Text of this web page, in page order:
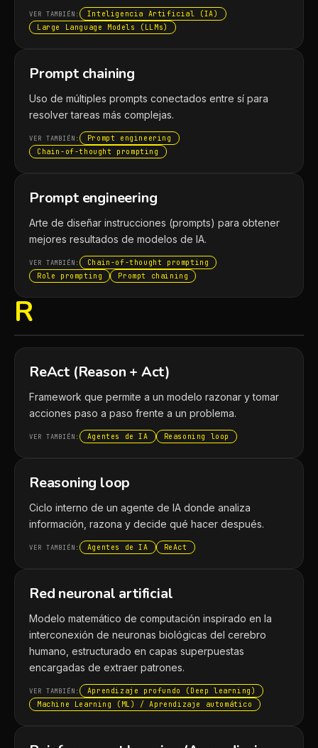
VER TAMBIÉN:
Inteligencia Artificial (IA)
Large Language Models (LLMs)
Prompt chaining
Uso de múltiples prompts conectados entre sí para
resolver tareas más complejas.
VER TAMBIÉN:
Prompt engineering
Chain-of-thought prompting
Prompt engineering
Arte de diseñar instrucciones (prompts) para obtener
mejores resultados de modelos de IA.
VER TAMBIÉN:
Chain-of-thought prompting
Role prompting
Prompt chaining
R
ReAct (Reason + Act)
Framework que permite a un modelo razonar y tomar
acciones paso a paso frente a un problema.
VER TAMBIÉN: Agentes de IA Reasoning loop
Reasoning loop
Ciclo interno de un agente de IA donde analiza
información, razona y decide qué hacer después.
VER TAMBIÉN: Agentes de IA ReAct
Red neuronal artificial
Modelo matemático de computación inspirado en la
interconexión de neuronas biológicas del cerebro
humano, estructurado en capas superpuestas
encargadas de extraer patrones.
VER TAMBIÉN:
Aprendizaje profundo (Deep learning)
Machine Learning (ML) / Aprendizaje automático